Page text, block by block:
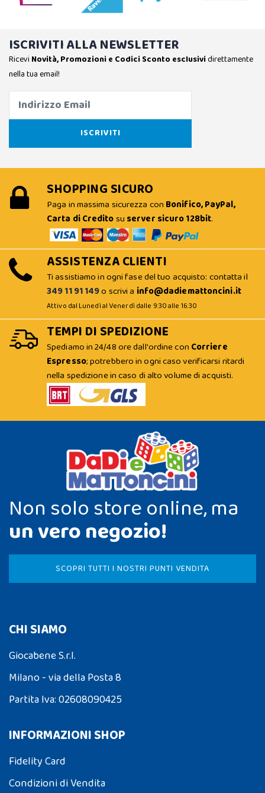
ISCRIVITI ALLA NEWSLETTER
Ricevi Novità, Promozioni e Codici Sconto esclusividirettamente
nella tua email!
SHOPPING SICURO
Paga in massima sicurezza con Bonifico, PayPal,
Carta di Creditosu server sicuro 128bit.
ASSISTENZA CLIENTI
Ti assistiamo in ogni fase del tuo acquisto: contatta il
349 11 91 149o scrivi a info@dadiemattoncini.it
Attivo dal Lunedì al Venerdì dalle 9:30 alle 16:30
TEMPI DI SPEDIZIONE
Spediamo in 24/48 ore dall'ordine con Corriere
Espresso; potrebbero in ogni caso verificarsi ritardi
nella spedizione in caso di alto volume di acquisti.
Non solo store online, ma
un vero negozio!
SCOPRI TUTTI I NOSTRI PUNTI VENDITA
CHI SIAMO
Giocabene S.r.l.
Milano - via della Posta 8
Partita Iva: 02608090425
INFORMAZIONI SHOP
Fidelity Card
Condizioni di Vendita